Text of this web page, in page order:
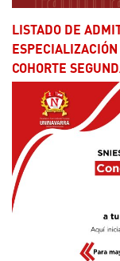
LISTADO DE ADMITIDOS – PERIODO 2026-2
COHORTE